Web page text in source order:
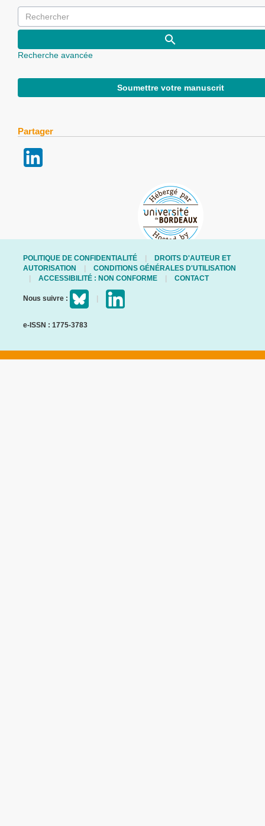
Recherche avancée
Soumettre votre manuscrit
Partager
POLITIQUE DE CONFIDENTIALITÉ
DROITS D'AUTEUR ET
AUTORISATION
CONDITIONS GÉNÉRALES D'UTILISATION
ACCESSIBILITÉ : NON CONFORME
CONTACT
Nous suivre :
e-ISSN : 1775-3783